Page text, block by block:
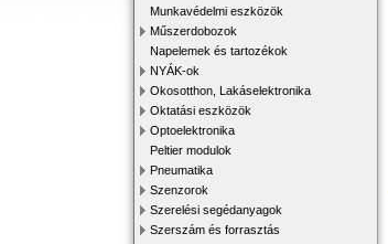
Munkavédelmi eszközök
Műszerdobozok
Napelemek és tartozékok
NYÁK-ok
Okosotthon, Lakáselektronika
Oktatási eszközök
Optoelektronika
Peltier modulok
Pneumatika
Szenzorok
Szerelési segédanyagok
Szerszám és forrasztás